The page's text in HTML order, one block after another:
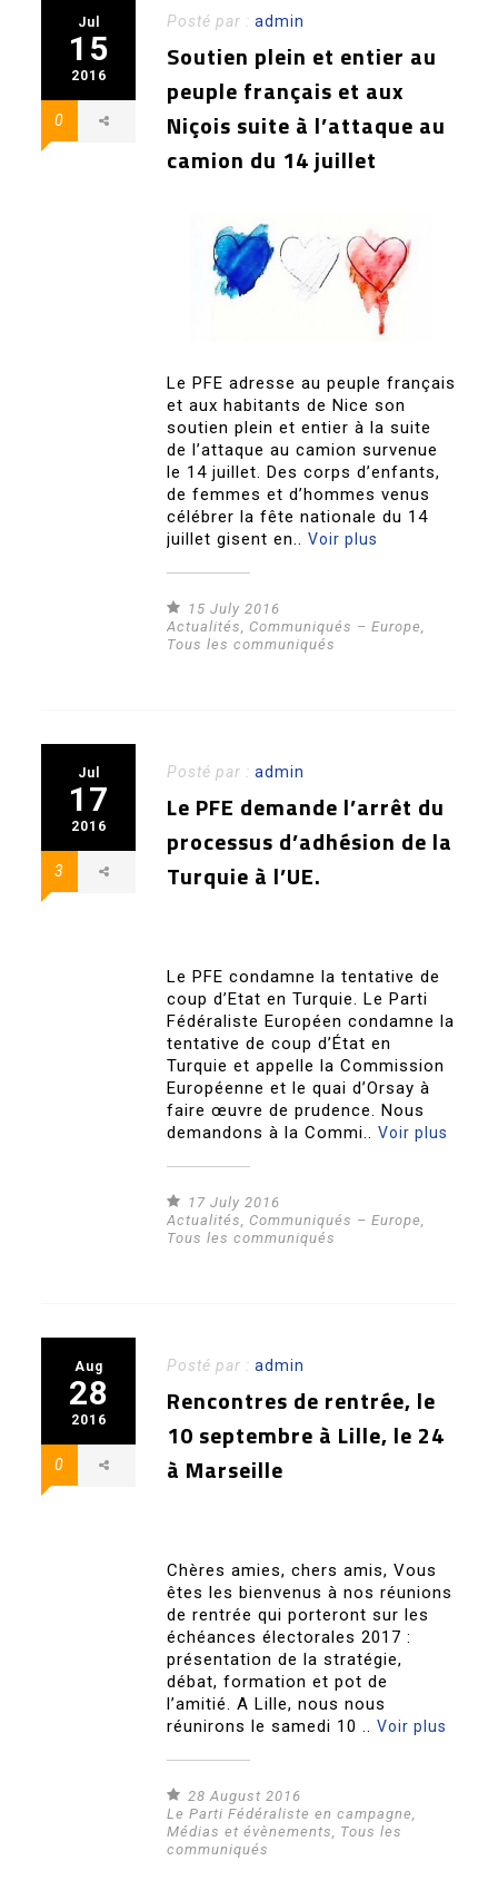
Jul
15
2016
0
Posté par :admin
Soutien plein et entier au
peuple français et aux
Niçois suite à l’attaque au
camion du 14 juillet
Le PFE adresse au peuple français
et aux habitants de Nice son
soutien plein et entier à la suite
de l’attaque au camion survenue
le 14 juillet. Des corps d’enfants,
de femmes et d’hommes venus
célébrer la fête nationale du 14
juillet gisent en..Voir plus
15 July 2016
Actualités, Communiqués – Europe,
Tous les communiqués
Jul
17
2016
3
Posté par :admin
Le PFE demande l’arrêt du
processus d’adhésion de la
Turquie à l’UE.
Le PFE condamne la tentative de
coup d’Etat en Turquie. Le Parti
Fédéraliste Européen condamne la
tentative de coup d’État en
Turquie et appelle la Commission
Européenne et le quai d’Orsay à
faire œuvre de prudence. Nous
demandons à la Commi..Voir plus
17 July 2016
Actualités, Communiqués – Europe,
Tous les communiqués
Aug
28
2016
0
Posté par :admin
Rencontres de rentrée, le
10 septembre à Lille, le 24
à Marseille
Chères amies, chers amis, Vous
êtes les bienvenus à nos réunions
de rentrée qui porteront sur les
échéances électorales 2017 :
présentation de la stratégie,
débat, formation et pot de
l’amitié. A Lille, nous nous
réunirons le samedi 10 ..Voir plus
28 August 2016
Le Parti Fédéraliste en campagne,
Médias et évènements, Tous les
communiqués